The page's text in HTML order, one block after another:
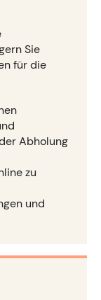
Sie
für die
Abholung
zu
und